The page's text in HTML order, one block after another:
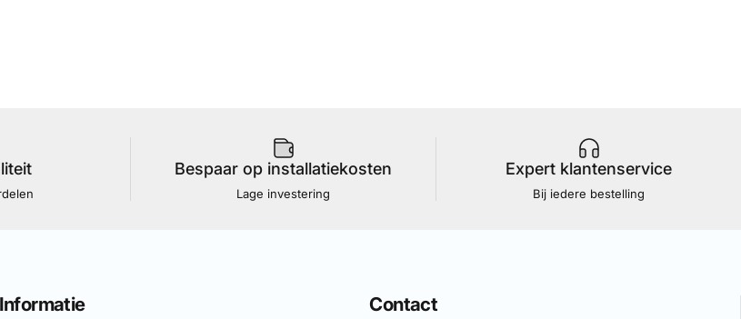
Bespaar op installatiekosten
Lage investering
Expert klantenservice
Bij iedere bestelling
Informatie Contact